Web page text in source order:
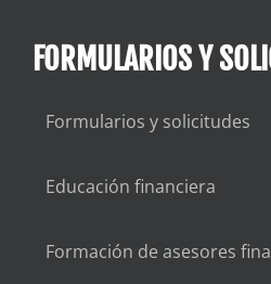
FORMULARIOS Y
Formularios y solicitudes
Educación financiera
Formación de asesores